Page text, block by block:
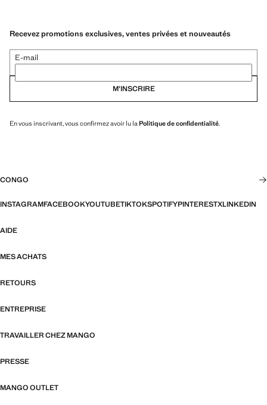
Recevez promotions exclusives, ventes privées et nouveautés
E-mail
M’INSCRIRE
En vous inscrivant, vous confirmez avoir lu la Politique de confidentialité.
CONGO
INSTAGRAMFACEBOOKYOUTUBETIKTOKSPOTIFYPINTERESTXLINKEDIN
AIDE
MES ACHATS
RETOURS
ENTREPRISE
TRAVAILLER CHEZ MANGO
PRESSE
MANGO OUTLET